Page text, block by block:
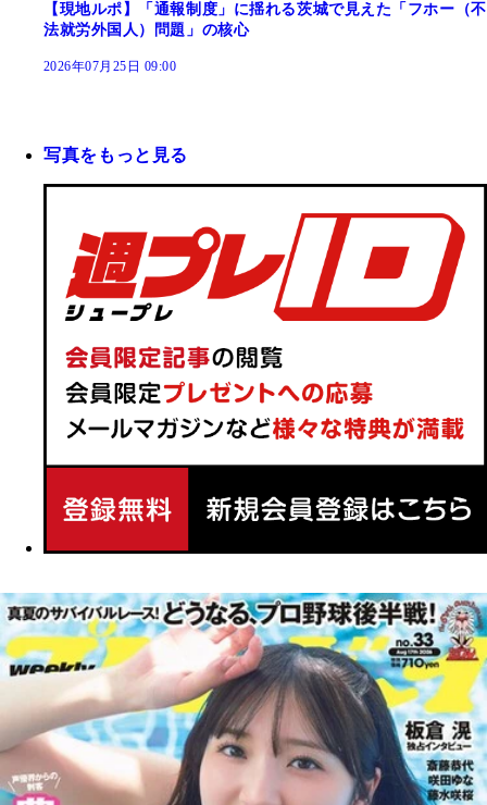
【現地ルポ】「通報制度」に揺れる茨城で見えた「フホー（不
法就労外国人）問題」の核心
2026年07月25日 09:00
写真をもっと見る